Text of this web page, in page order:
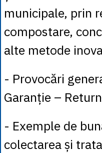
municipale, prin
compostare,
alte metode
- Provocări
Garanție –
- Exemple de
colectarea și